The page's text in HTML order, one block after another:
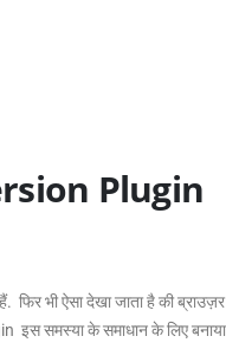
Plugin
भी ऐसा देखा जाता है की
इस समस्या के समाधान के लिए